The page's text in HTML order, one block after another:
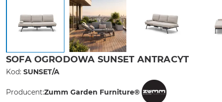
SOFA OGRODOWA SUNSET ANTRACYT
Kod: SUNSET/A
Producent:Zumm Garden Furniture®